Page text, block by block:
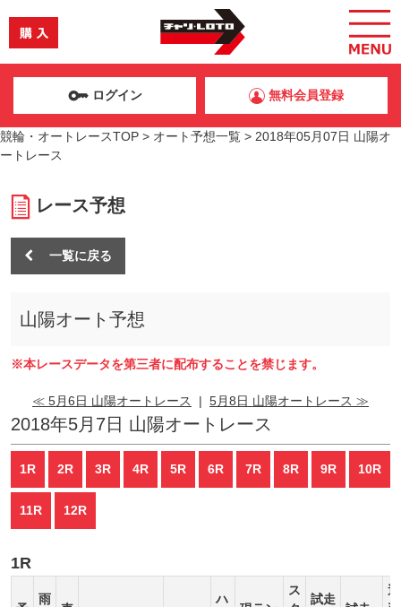
ログイン 無料会員登録
競輪・オートレースTOP > オート予想一覧 > 2018年05月07日 山陽オ
ートレース
レース予想
一覧に戻る
山陽オート予想
※本レースデータを第三者に配布することを禁じます。
≪ 5月6日 山陽オートレース | 5月8日 山陽オートレース ≫
2018年5月7日 山陽オートレース
1R 2R 3R 4R 5R 6R 7R 8R 9R 10R
11R 12R
1R
雨
ハ
ス
試走
選